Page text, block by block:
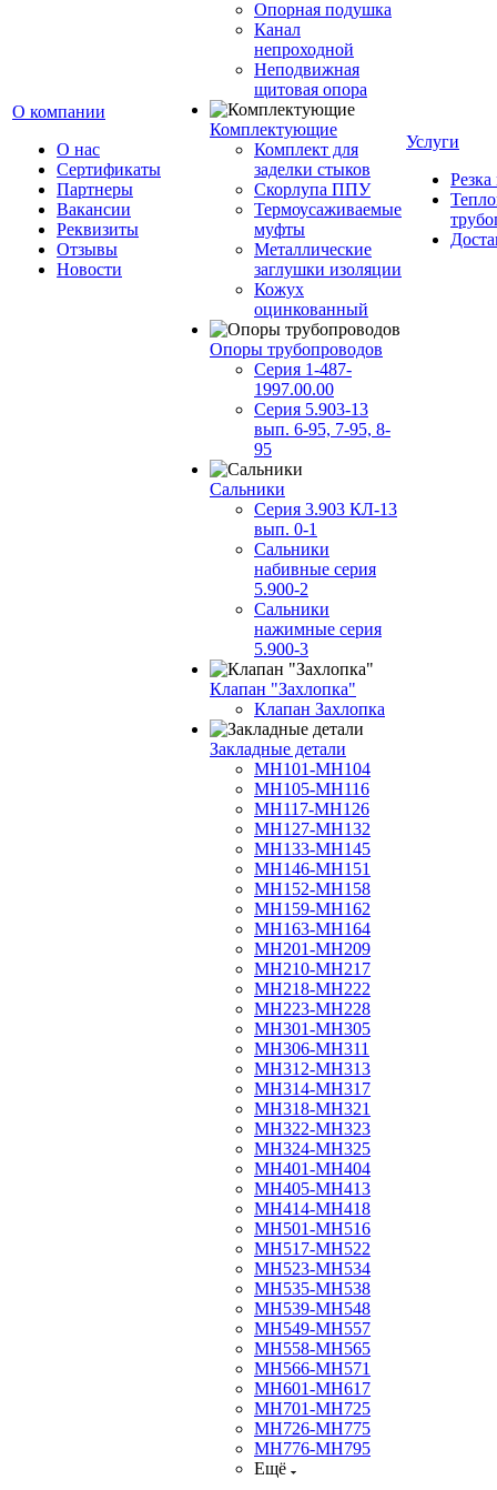
О компании
О нас
Сертификаты
Партнеры
Вакансии
Реквизиты
Отзывы
Новости
Опорная подушка
Канал
непроходной
Неподвижная
щитовая опора
Комплектующие
Комплект для
заделки стыков
Скорлупа ППУ
Термоусаживаемые
муфты
Металлические
заглушки изоляции
Кожух
оцинкованный
Опоры трубопроводов
Серия 1-487-
1997.00.00
Серия 5.903-13
вып. 6-95, 7-95, 8-
95
Сальники
Серия 3.903 КЛ-13
вып. 0-1
Сальники
набивные серия
5.900-2
Сальники
нажимные серия
5.900-3
Клапан "Захлопка"
Клапан Захлопка
Закладные детали
МН101-МН104
МН105-МН116
МН117-МН126
МН127-МН132
МН133-МН145
МН146-МН151
МН152-МН158
МН159-МН162
МН163-МН164
МН201-МН209
МН210-МН217
МН218-МН222
МН223-МН228
МН301-МН305
МН306-МН311
МН312-МН313
МН314-МН317
МН318-МН321
МН322-МН323
МН324-МН325
МН401-МН404
МН405-МН413
МН414-МН418
МН501-МН516
МН517-МН522
МН523-МН534
МН535-МН538
МН539-МН548
МН549-МН557
МН558-МН565
МН566-МН571
МН601-МН617
МН701-МН725
МН726-МН775
МН776-МН795
Ещё
Услуги
Резка